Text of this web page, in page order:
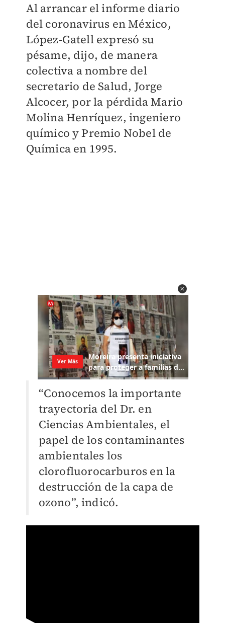
Al arrancar el informe diario
del coronavirus en México,
López-Gatell expresó su
pésame, dijo, de manera
colectiva a nombre del
secretario de Salud, Jorge
Alcocer, por la pérdida Mario
Molina Henríquez, ingeniero
químico y Premio Nobel de
Química en 1995.
“Conocemos la importante
trayectoria del Dr. en
Ciencias Ambientales, el
papel de los contaminantes
ambientales los
clorofluorocarburos en la
destrucción de la capa de
ozono”, indicó.